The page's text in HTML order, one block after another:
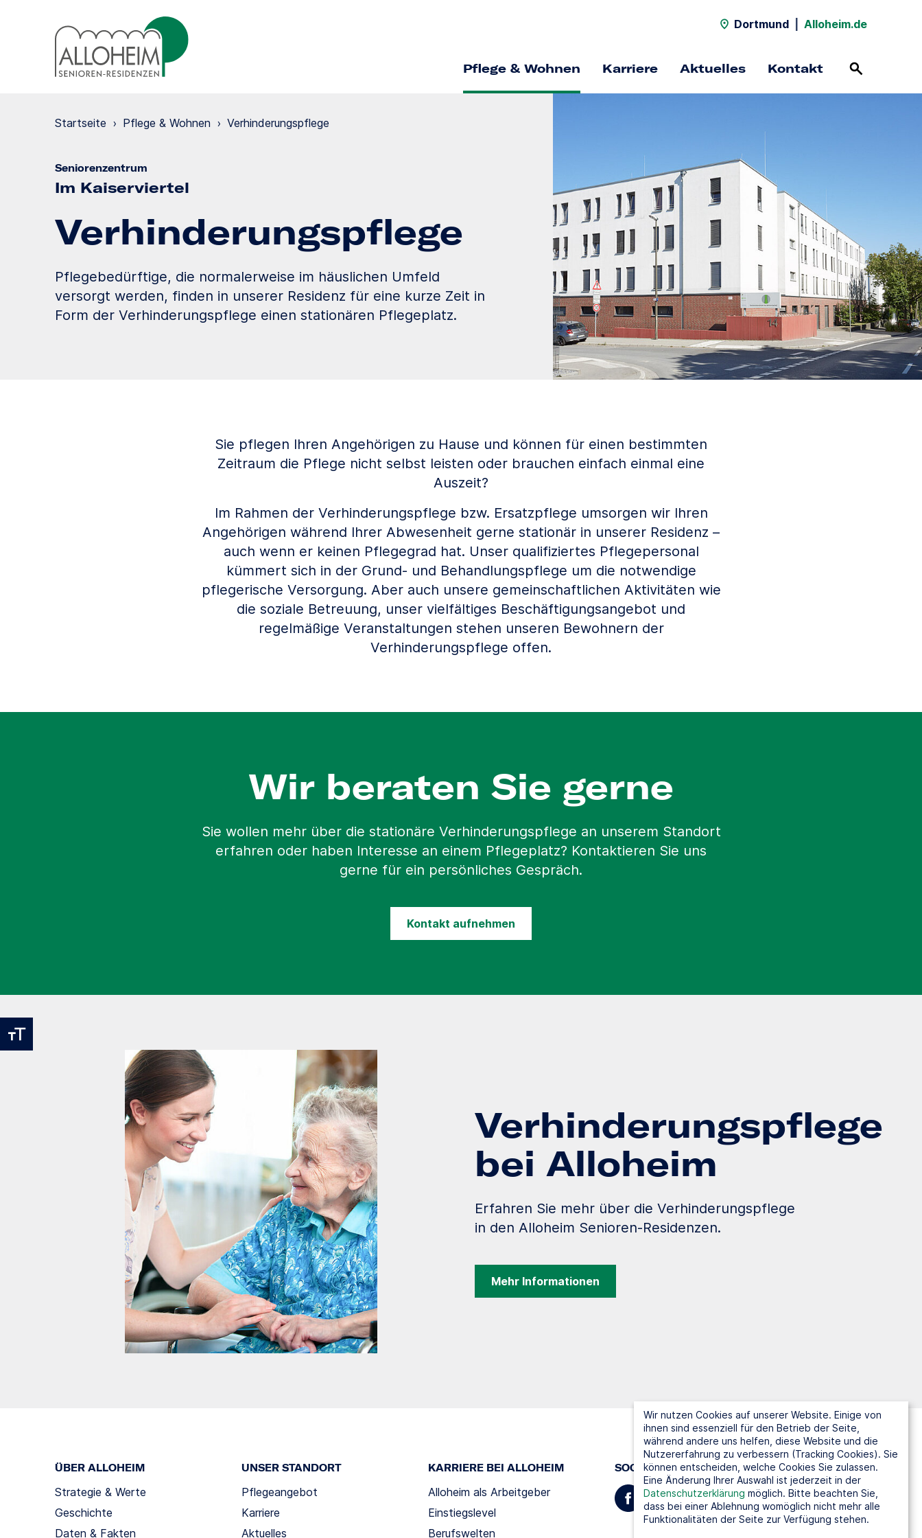
Dortmund Alloheim.de
Pflege & Wohnen Karriere Aktuelles Kontakt
Startseite › Pflege & Wohnen › Verhinde­rungs­pflege
Seniorenzentrum
Im Kaiserviertel
Verhinde­rungs­pflege
Pflegebedürftige, die normalerweise im häuslichen Umfeld
versorgt werden, finden in unserer Residenz für eine kurze Zeit in
Form der Verhinderungspflege einen stationären Pflegeplatz.
Sie pflegen Ihren Angehörigen zu Hause und können für einen bestimmten
Zeitraum die Pflege nicht selbst leisten oder brauchen einfach einmal eine
Auszeit?
Im Rahmen der Verhinderungspflege bzw. Ersatzpflege umsorgen wir Ihren
Angehörigen während Ihrer Abwesenheit gerne stationär in unserer Residenz –
auch wenn er keinen Pflegegrad hat. Unser qualifiziertes Pflegepersonal
kümmert sich in der Grund- und Behandlungspflege um die notwendige
pflegerische Versorgung. Aber auch unsere gemeinschaftlichen Aktivitäten wie
die soziale Betreuung, unser vielfältiges Beschäftigungsangebot und
regelmäßige Veranstaltungen stehen unseren Bewohnern der
Verhinderungspflege offen.
Wir beraten Sie gerne
Sie wollen mehr über die stationäre Verhinderungspflege an unserem Standort
erfahren oder haben Interesse an einem Pflegeplatz? Kontaktieren Sie uns
gerne für ein persönliches Gespräch.
Kontakt aufnehmen
Verhinderungspflege
bei Alloheim
Erfahren Sie mehr über die Verhinderungspflege
in den Alloheim Senioren-Residenzen.
Mehr Informationen
ÜBER ALLOHEIM
Strategie & Werte
Geschichte
Daten & Fakten
UNSER STANDORT
Pflegeangebot
Karriere
Aktuelles
KARRIERE BEI ALLOHEIM
Alloheim als Arbeitgeber
Einstiegslevel
Berufswelten
SOCIAL MEDIA
Wir nutzen Cookies auf unserer Website. Einige von
ihnen sind essenziell für den Betrieb der Seite,
während andere uns helfen, diese Website und die
Nutzererfahrung zu verbessern (Tracking Cookies). Sie
können entscheiden, welche Cookies Sie zulassen.
Eine Änderung Ihrer Auswahl ist jederzeit in der
Datenschutzerklärung möglich. Bitte beachten Sie,
dass bei einer Ablehnung womöglich nicht mehr alle
Funktionalitäten der Seite zur Verfügung stehen.